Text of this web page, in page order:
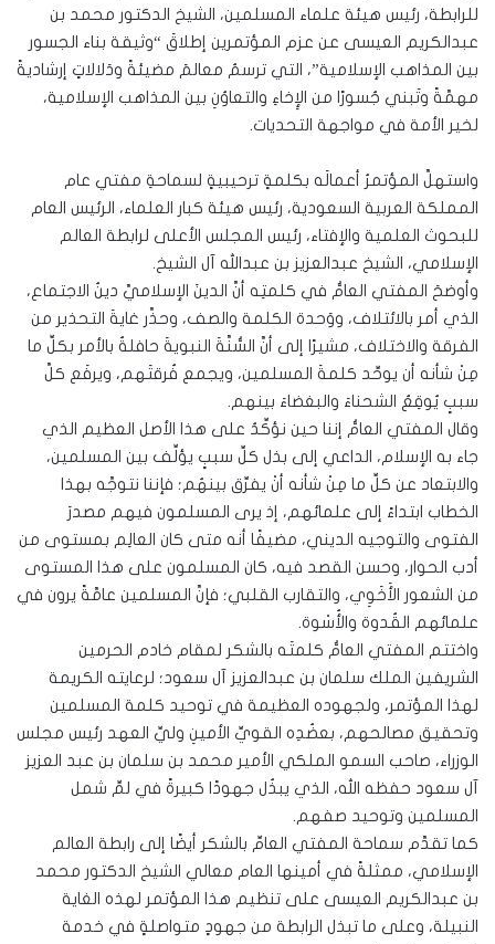
للرابطة، رئيس هيئة علماء المسلمين، الشيخ الدكتور محمد بن
عبدالكريم العيسى عن عزم المؤتمرين إطلاقَ “وثيقة بناء الجسور
بين المذاهب الإسلامية”، التي ترسمُ معالمَ مضيئةً ودَلالاتٍ إرشاديةً
مهمَّةً وتَبني جُسورًا من الإِخاءِ والتعاوُنِ بين المذاهب الإسلامية،
لخير الأمة في مواجهة التحديات.
واستهلَّ المؤتمرُ أعمالَه بكلمةٍ ترحيبيةٍ لسماحةِ مفتي عام
المملكة العربية السعودية، رئيس هيئة كبار العلماء، الرئيس العام
للبحوث العلمية والإفتاء، رئيس المجلس الأعلى لرابطة العالم
الإسلامي، الشيخ عبدالعزيز بن عبدالله آل الشيخ.
وأوضحَ المفتي العامُّ في كلمتِه أنَّ الدينَ الإسلاميَّ دينُ الاجتماع،
الذي أمر بالائتلاف، ووَحدة الكلمة والصف، وحذَّر غايةَ التحذير من
الفرقة والاختلاف، مشيرًا إلى أنَّ السُّنَّةَ النبويةَ حافلةٌ بالأمر بكلِّ ما
مِنْ شأنه أن يوحِّد كلمةَ المسلمين، ويجمع فُرقتَهم، ويرفَع كلَّ
سببٍ يُوقِعُ الشحناءَ والبغضاءَ بينهم.
وقال المفتي العامُّ إننا حين نؤكِّدُ على هذا الأصل العظيم الذي
جاء به الإسلام، الداعي إلى بذل كلِّ سببٍ يؤلِّف بين المسلمين،
والابتعاد عن كلِّ ما مِنْ شأنه أنْ يفرِّق بينهُم؛ فإننا نتوجَّه بهذا
الخطاب ابتداءً إلى علمائهم، إذ يرى المسلمون فيهم مصدرَ
الفتوى والتوجيه الديني، مضيفًا أنه متى كان العالِم بمستوى من
أدب الحوار، وحسن القصد فيه، كان المسلمون على هذا المستوى
من الشعور الأَخَوِي، والتقارب القلبي؛ فإنَّ المسلمين عامَّةً يرون في
علمائهم القُدوة والأُسْوة.
واختتم المفتي العامُّ كلمتَه بالشكر لمقام خادم الحرمين
الشريفين الملك سلمان بن عبدالعزيز آل سعود؛ لرعايته الكريمة
لهذا المؤتمر، ولجهوده العظيمة في توحيد كلمة المسلمين
وتحقيق مصالحهم، بعضُدِه القويِّ الأمينِ وليِّ العهد رئيس مجلس
الوزراء، صاحب السمو الملكي الأمير محمد بن سلمان بن عبد العزيز
آل سعود حفظه الله، الذي يبذُل جهودًا كبيرةً في لمِّ شمل
المسلمين وتوحيد صفهم.
كما تقدَّم سماحة المفتي العامِّ بالشكر أيضًا إلى رابطة العالم
الإسلامي، ممثلةً في أمينها العام معالي الشيخ الدكتور محمد
بن عبدالكريم العيسى على تنظيم هذا المؤتمر لهذه الغاية
النبيلة، وعلى ما تبذل الرابطة من جهودٍ متواصلةٍ في خدمة